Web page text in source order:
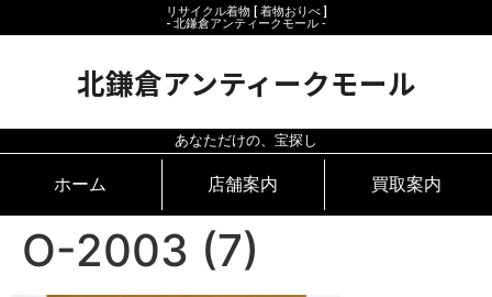
リサイクル着物 [ 着物おりべ ]
- 北鎌倉アンティークモール ‐
北鎌倉アンティークモール
あなただけの、宝探し
ホーム 店舗案内 買取案内
O-2003 (7)